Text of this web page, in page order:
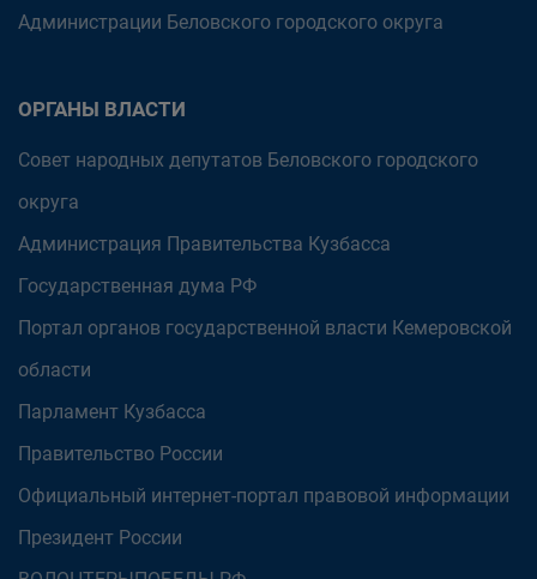
Администрации Беловского городского округа
ОРГАНЫ ВЛАСТИ
Совет народных депутатов Беловского городского
округа
Администрация Правительства Кузбасса
Государственная дума РФ
Портал органов государственной власти Кемеровской
области
Парламент Кузбасса
Правительство России
Официальный интернет-портал правовой информации
Президент России